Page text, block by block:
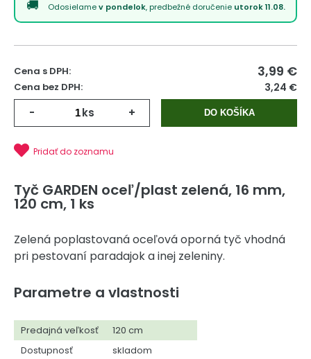
Odosielamev pondelok, predbežné doručenie utorok 11.08.
Cena s DPH: 3,99 €
Cena bez DPH: 3,24 €
- ks + DO KOŠÍKA
Pridať do zoznamu
Tyč GARDEN oceľ/plast zelená, 16 mm,
120 cm, 1 ks
Zelená poplastovaná oceľová oporná tyč vhodná
pri pestovaní paradajok a inej zeleniny.
Parametre a vlastnosti
Predajná veľkosť
120 cm
Dostupnosť
skladom